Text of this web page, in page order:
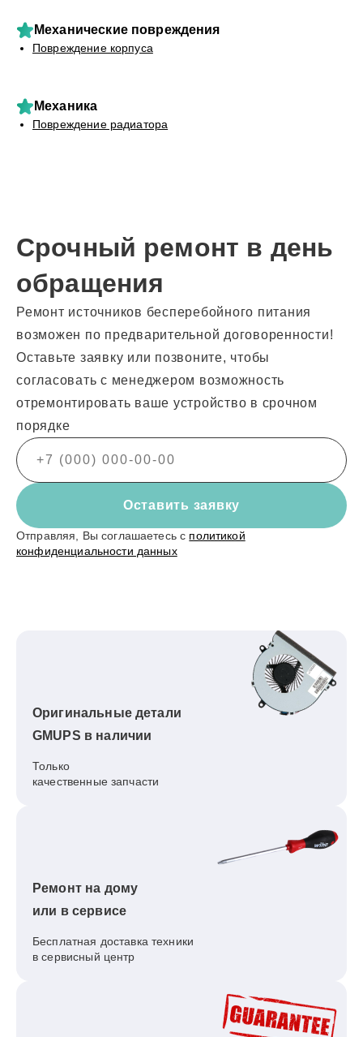
Механические повреждения
Повреждение корпуса
Механика
Повреждение радиатора
Срочный ремонт в день
обращения
Ремонт источников бесперебойного питания
возможен по предварительной договоренности!
Оставьте заявку или позвоните, чтобы
согласовать с менеджером возможность
отремонтировать ваше устройство в срочном
порядке
Оставить заявку
Отправляя, Вы соглашаетесь с политикой
конфиденциальности данных
Оригинальные детали
GMUPS в наличии
Только
качественные запчасти
Ремонт на дому
или в сервисе
Бесплатная доставка техники
в сервисный центр